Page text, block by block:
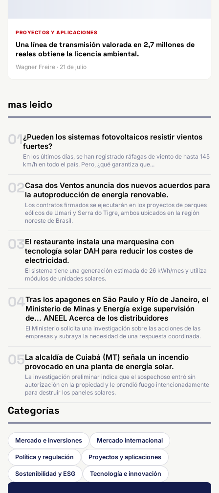
PROYECTOS Y APLICACIONES
Una línea de transmisión valorada en 2,7 millones de
reales obtiene la licencia ambiental.
Wagner Freire · 21 de julio
mas leido
01¿Pueden los sistemas fotovoltaicos resistir vientos
fuertes?
En los últimos días, se han registrado ráfagas de viento de hasta 145
km/h en todo el país. Pero, ¿qué garantiza que...
02Casa dos Ventos anuncia dos nuevos acuerdos para
la autoproducción de energía renovable.
Los contratos firmados se ejecutarán en los proyectos de parques
eólicos de Umari y Serra do Tigre, ambos ubicados en la región
noreste de Brasil.
03El restaurante instala una marquesina con
tecnología solar DAH para reducir los costes de
electricidad.
El sistema tiene una generación estimada de 26 kWh/mes y utiliza
módulos de unidades solares.
04Tras los apagones en São Paulo y Río de Janeiro, el
Ministerio de Minas y Energía exige supervisión
de... ANEEL Acerca de los distribuidores
El Ministerio solicita una investigación sobre las acciones de las
empresas y subraya la necesidad de una respuesta coordinada.
05La alcaldía de Cuiabá (MT) señala un incendio
provocado en una planta de energía solar.
La investigación preliminar indica que el sospechoso entró sin
autorización en la propiedad y le prendió fuego intencionadamente
para destruir los paneles solares.
Categorías
Mercado e inversiones Mercado internacional
Política y regulación Proyectos y aplicaciones
Sostenibilidad y ESG Tecnología e innovación